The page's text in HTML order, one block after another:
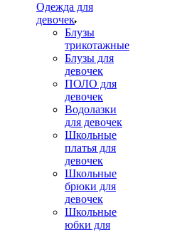
Одежда для
девочек
Блузы
трикотажные
Блузы для
девочек
ПОЛО для
девочек
Водолазки
для девочек
Школьные
платья для
девочек
Школьные
брюки для
девочек
Школьные
юбки для